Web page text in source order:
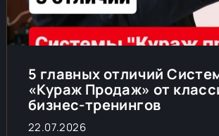
5 главных отличий
«Кураж Продаж» от
бизнес-тренингов
22.07.2026